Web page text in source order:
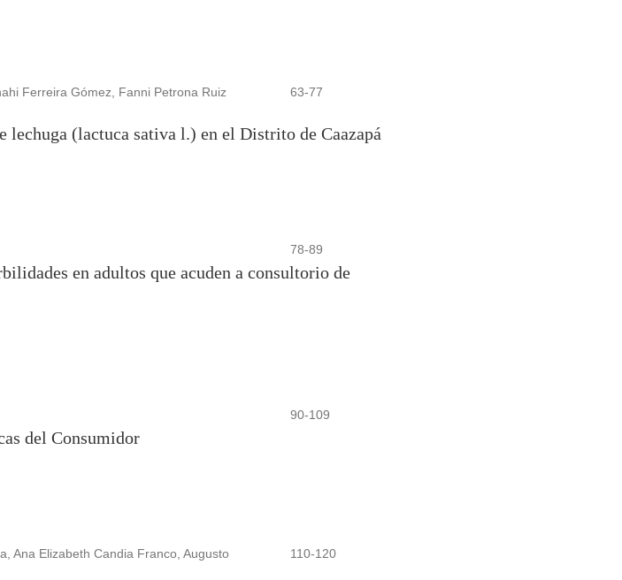
Ferreira Gómez, Fanni Petrona Ruiz
63-77
(lactuca sativa l.) en el Distrito de Caazapá
78-89
en adultos que acuden a consultorio de
90-109
del Consumidor
Ana Elizabeth Candia Franco, Augusto
110-120